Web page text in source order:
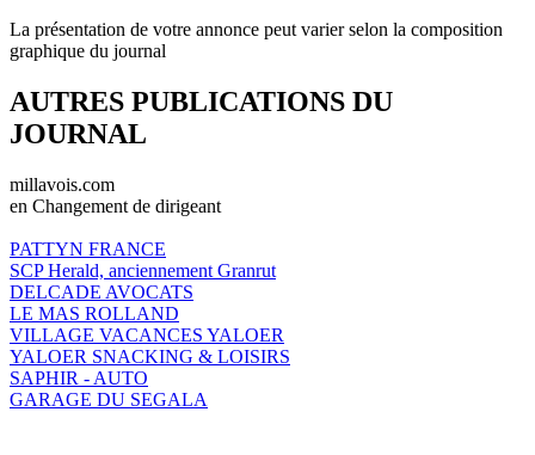
La présentation de votre annonce peut varier selon la composition
graphique du journal
AUTRES PUBLICATIONS DU
JOURNAL
millavois.com
en Changement de dirigeant
PATTYN FRANCE
SCP Herald, anciennement Granrut
DELCADE AVOCATS
LE MAS ROLLAND
VILLAGE VACANCES YALOER
YALOER SNACKING & LOISIRS
SAPHIR - AUTO
GARAGE DU SEGALA